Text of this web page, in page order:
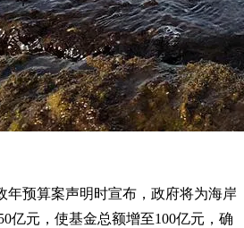
年预算案声明时宣布，政府将为海岸
亿元，使基金总额增至100亿元，确